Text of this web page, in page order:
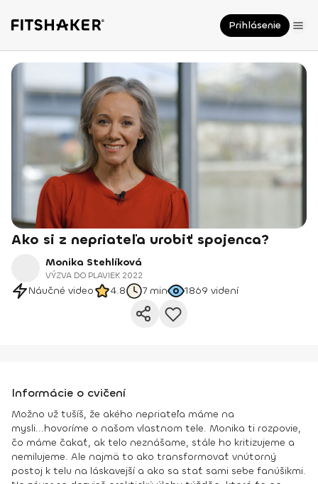
Prihlásenie
Ako si z nepriateľa urobiť spojenca?
Monika Stehlíková
VÝZVA DO PLAVIEK 2022
Náučné video 4.8 7 min 1869 videní
Informácie o cvičení
Možno už tušíš, že akého nepriateľa máme na
mysli...hovoríme o našom vlastnom tele. Monika ti rozpovie,
čo máme čakať, ak telo neznášame, stále ho kritizujeme a
nemilujeme. Ale najmä to ako transformovať vnútorný
postoj k telu na láskavejší a ako sa stať sami sebe fanúšikmi.